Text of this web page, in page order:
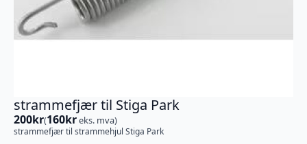
strammefjær til Stiga Park
200kr(160kreks. mva)
strammefjær til strammehjul Stiga Park